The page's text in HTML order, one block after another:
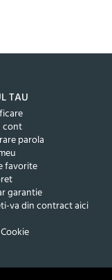
TAU
cont
parola
favorite
garantie
va din contract aici